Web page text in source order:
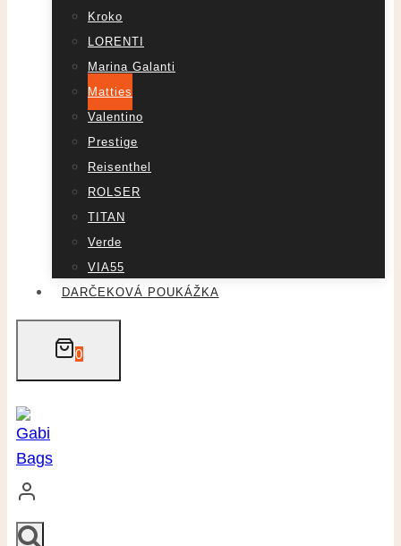
Kroko
LORENTI
Marina Galanti
Matties
Valentino
Prestige
Reisenthel
ROLSER
TITAN
Verde
VIA55
DARČEKOVÁ POUKÁŽKA
0